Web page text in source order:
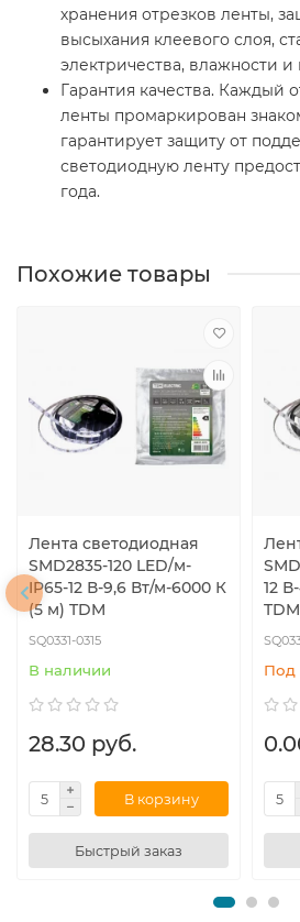
хранения отрезков ленты,
высыхания клеевого слоя,
электричества, влажности и
Гарантия качества. Каждый
ленты промаркирован
гарантирует защиту от
светодиодную ленту
года.
Похожие товары
Лента светодиодная
SMD2835-120 LED/м-
IP65-12 В-9,6 Вт/м-6000 К
(5 м) TDM
SQ0331-0315
В наличии
28.30 руб.
В корзину
Быстрый заказ
12
TDM
Под